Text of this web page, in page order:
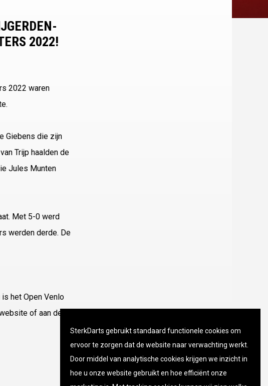
2022!
2022 waren
Giebens die zijn
Trijp haalden de
Jules Munten
Met 5-0 werd
werden derde. De
het Open Venlo
of aan de
SterkDarts gebruikt standaard functionele cookies om
ervoor te zorgen dat de website naar verwachting werkt.
Door middel van analytische cookies krijgen we inzicht in
hoe u onze website gebruikt en hoe efficiënt onze